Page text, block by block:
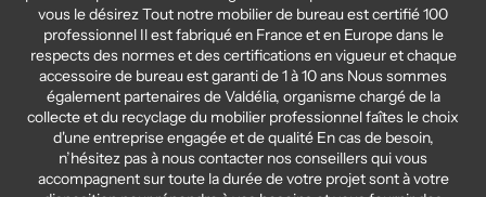
vous le désirez Tout notre mobilier de bureau est certifié 100
professionnel Il est fabriqué en France et en Europe dans le
respects des normes et des certifications en vigueur et chaque
accessoire de bureau est garanti de 1 à 10 ans Nous sommes
également partenaires de Valdélia, organisme chargé de la
collecte et du recyclage du mobilier professionnel faîtes le choix
d'une entreprise engagée et de qualité En cas de besoin,
n’hésitez pas à nous contacter nos conseillers qui vous
accompagnent sur toute la durée de votre projet sont à votre